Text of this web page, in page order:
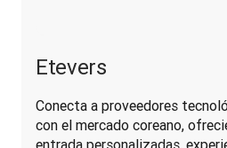
Etevers
Conecta a proveedores
con el mercado coreano,
entrada personalizadas,